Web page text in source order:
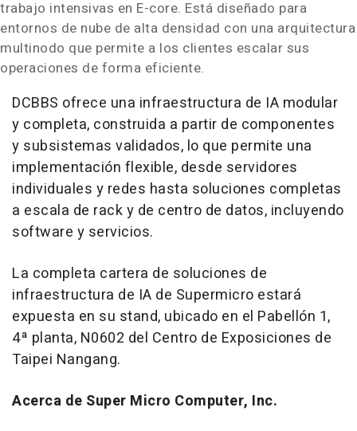
trabajo intensivas en E-core. Está diseñado para
entornos de nube de alta densidad con una arquitectura
multinodo que permite a los clientes escalar sus
operaciones de forma eficiente.
DCBBS ofrece una infraestructura de IA modular
y completa, construida a partir de componentes
y subsistemas validados, lo que permite una
implementación flexible, desde servidores
individuales y redes hasta soluciones completas
a escala de rack y de centro de datos, incluyendo
software y servicios.
La completa cartera de soluciones de
infraestructura de IA de Supermicro estará
expuesta en su stand, ubicado en el Pabellón 1,
4ª planta, N0602 del Centro de Exposiciones de
Taipei Nangang.
Acerca de Super Micro Computer, Inc.